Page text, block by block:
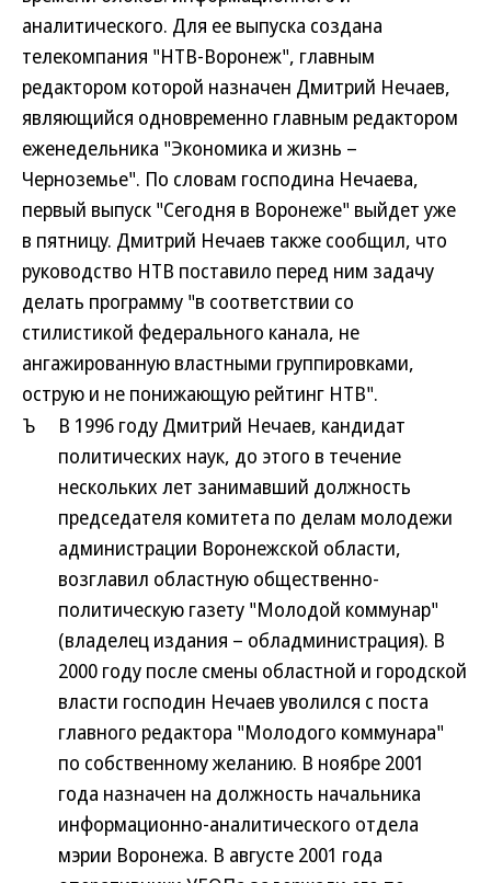
аналитического. Для ее выпуска создана
телекомпания "НТВ-Воронеж", главным
редактором которой назначен Дмитрий Нечаев,
являющийся одновременно главным редактором
еженедельника "Экономика и жизнь –
Черноземье". По словам господина Нечаева,
первый выпуск "Сегодня в Воронеже" выйдет уже
в пятницу. Дмитрий Нечаев также сообщил, что
руководство НТВ поставило перед ним задачу
делать программу "в соответствии со
стилистикой федерального канала, не
ангажированную властными группировками,
острую и не понижающую рейтинг НТВ".
Ъ
В 1996 году Дмитрий Нечаев, кандидат
политических наук, до этого в течение
нескольких лет занимавший должность
председателя комитета по делам молодежи
администрации Воронежской области,
возглавил областную общественно-
политическую газету "Молодой коммунар"
(владелец издания – обладминистрация). В
2000 году после смены областной и городской
власти господин Нечаев уволился с поста
главного редактора "Молодого коммунара"
по собственному желанию. В ноябре 2001
года назначен на должность начальника
информационно-аналитического отдела
мэрии Воронежа. В августе 2001 года